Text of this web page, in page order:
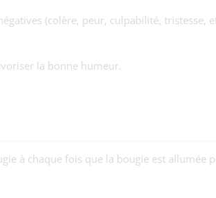
(colère, peur, culpabilité, tristesse,
la bonne humeur.
à chaque fois que la bougie est allumée